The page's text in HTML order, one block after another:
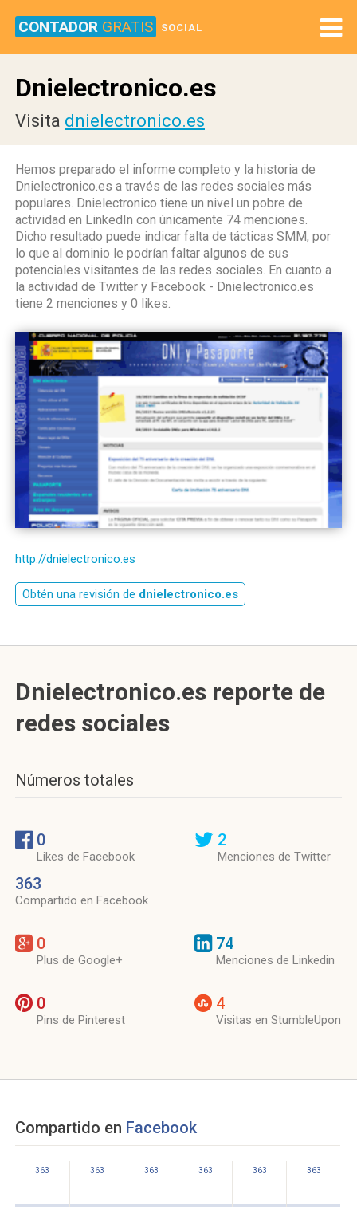
CONTADOR GRATIS SOCIAL
Dnielectronico.es
Visita dnielectronico.es
Hemos preparado el informe completo y la historia de
Dnielectronico.es a través de las redes sociales más
populares. Dnielectronico tiene un nivel un pobre de
actividad en LinkedIn con únicamente 74 menciones.
Dicho resultado puede indicar falta de tácticas SMM, por
lo que al dominio le podrían faltar algunos de sus
potenciales visitantes de las redes sociales. En cuanto a
la actividad de Twitter y Facebook - Dnielectronico.es
tiene 2 menciones y 0 likes.
http://dnielectronico.es
Obtén una revisión de dnielectronico.es
Dnielectronico.es reporte de
redes sociales
Números totales
0
Likes de Facebook
363
Compartido en Facebook
2
Menciones de Twitter
0
Plus de Google+
74
Menciones de Linkedin
0
Pins de Pinterest
4
Visitas en StumbleUpon
Compartido en Facebook
363 363 363 363 363 363